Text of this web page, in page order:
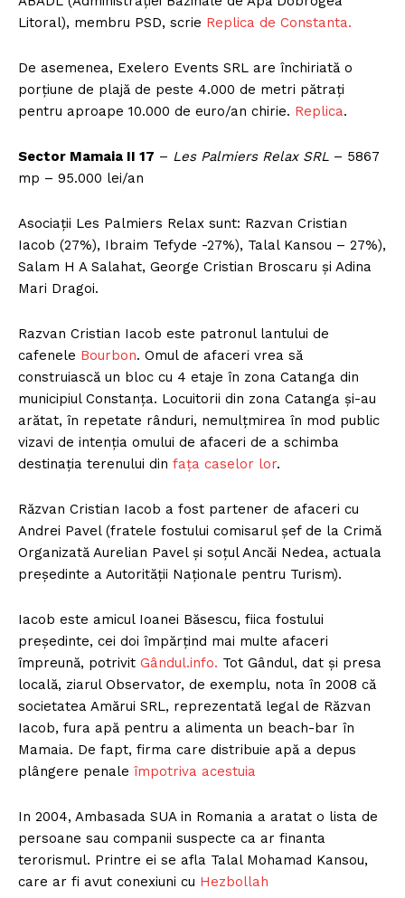
Litoral), membru PSD, scrie Replica de Constanta.
De asemenea, Exelero Events SRL are închiriată o
porțiune de plajă de peste 4.000 de metri pătrați
pentru aproape 10.000 de euro/an chirie. Replica.
Sector Mamaia II 17 – Les Palmiers Relax SRL – 5867
mp – 95.000 lei/an
Asociații Les Palmiers Relax sunt: Razvan Cristian
Iacob (27%), Ibraim Tefyde -27%), Talal Kansou – 27%),
Salam H A Salahat, George Cristian Broscaru și Adina
Mari Dragoi.
Razvan Cristian Iacob este patronul lantului de
cafenele Bourbon. Omul de afaceri vrea să
construiască un bloc cu 4 etaje în zona Catanga din
municipiul Constanța. Locuitorii din zona Catanga și-au
arătat, în repetate rânduri, nemulțmirea în mod public
vizavi de intenția omului de afaceri de a schimba
destinația terenului din fața caselor lor.
Răzvan Cristian Iacob a fost partener de afaceri cu
Andrei Pavel (fratele fostului comisarul șef de la Crimă
Organizată Aurelian Pavel și soțul Ancăi Nedea, actuala
președinte a Autorității Naționale pentru Turism).
Iacob este amicul Ioanei Băsescu, fiica fostului
președinte, cei doi împărțind mai multe afaceri
împreună, potrivit Gândul.info. Tot Gândul, dat și presa
locală, ziarul Observator, de exemplu, nota în 2008 că
societatea Amărui SRL, reprezentată legal de Răzvan
Iacob, fura apă pentru a alimenta un beach-bar în
Mamaia. De fapt, firma care distribuie apă a depus
plângere penale împotriva acestuia
In 2004, Ambasada SUA in Romania a aratat o lista de
persoane sau companii suspecte ca ar finanta
terorismul. Printre ei se afla Talal Mohamad Kansou,
care ar fi avut conexiuni cu Hezbollah